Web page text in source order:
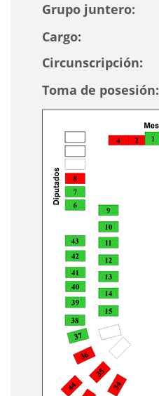
Grupo juntero:
Cargo:
Circunscripción:
Toma de posesión: